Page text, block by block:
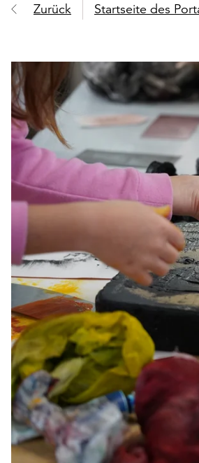
Zurück Startseite des